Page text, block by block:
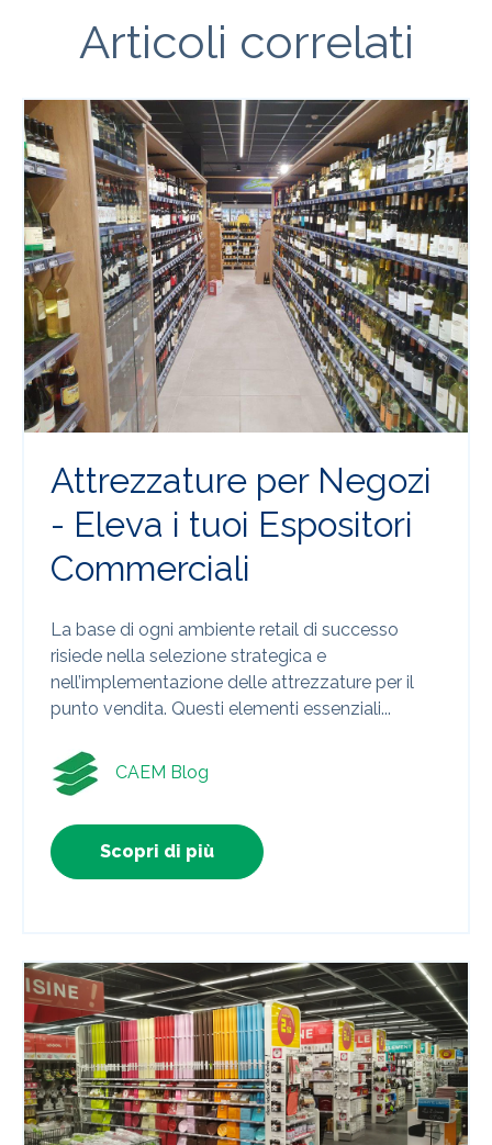
Articoli correlati
Attrezzature per Negozi
- Eleva i tuoi Espositori
Commerciali
La base di ogni ambiente retail di successo
risiede nella selezione strategica e
nell’implementazione delle attrezzature per il
punto vendita. Questi elementi essenziali...
CAEM Blog
Scopri di più